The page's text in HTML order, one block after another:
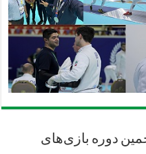
دوره بازی‌های